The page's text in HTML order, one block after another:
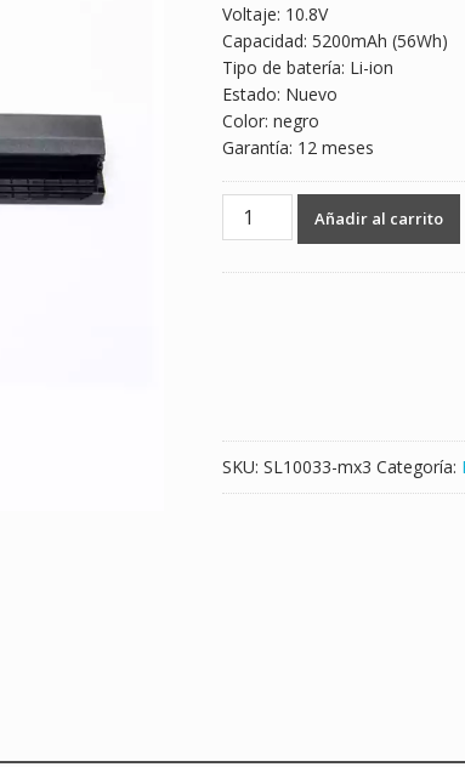
was:
$1,138.00.$669.00.
Voltaje: 10.8V
Capacidad: 5200mAh (56Wh)
Tipo de batería: Li-ion
Estado: Nuevo
Color: negro
Garantía: 12 meses
Batería
para
Añadir al carrito
SKU: SL10033-mx3 Categoría: